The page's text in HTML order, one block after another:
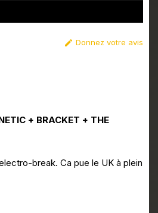
 Donnez votre avis
+ BRACKET + THE
break. Ca pue le UK à plein